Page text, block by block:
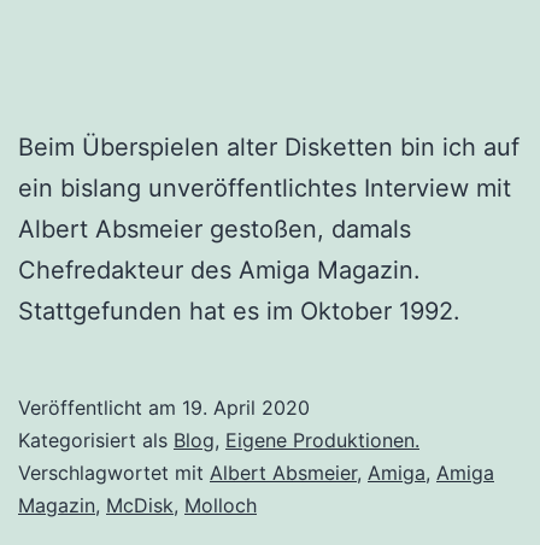
Beim Überspielen alter Disketten bin ich auf
ein bislang unveröffentlichtes Interview mit
Albert Absmeier gestoßen, damals
Chefredakteur des Amiga Magazin.
Stattgefunden hat es im Oktober 1992.
Veröffentlicht am 19. April 2020
Kategorisiert als Blog, Eigene Produktionen.
Verschlagwortet mit Albert Absmeier, Amiga, Amiga
Magazin, McDisk, Molloch